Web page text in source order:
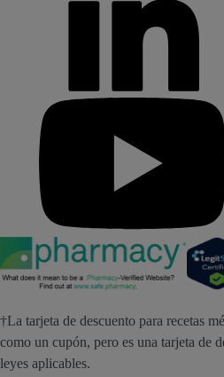
†La tarjeta de descuento para recetas
como un cupón, pero es una tarjeta de
leyes aplicables.